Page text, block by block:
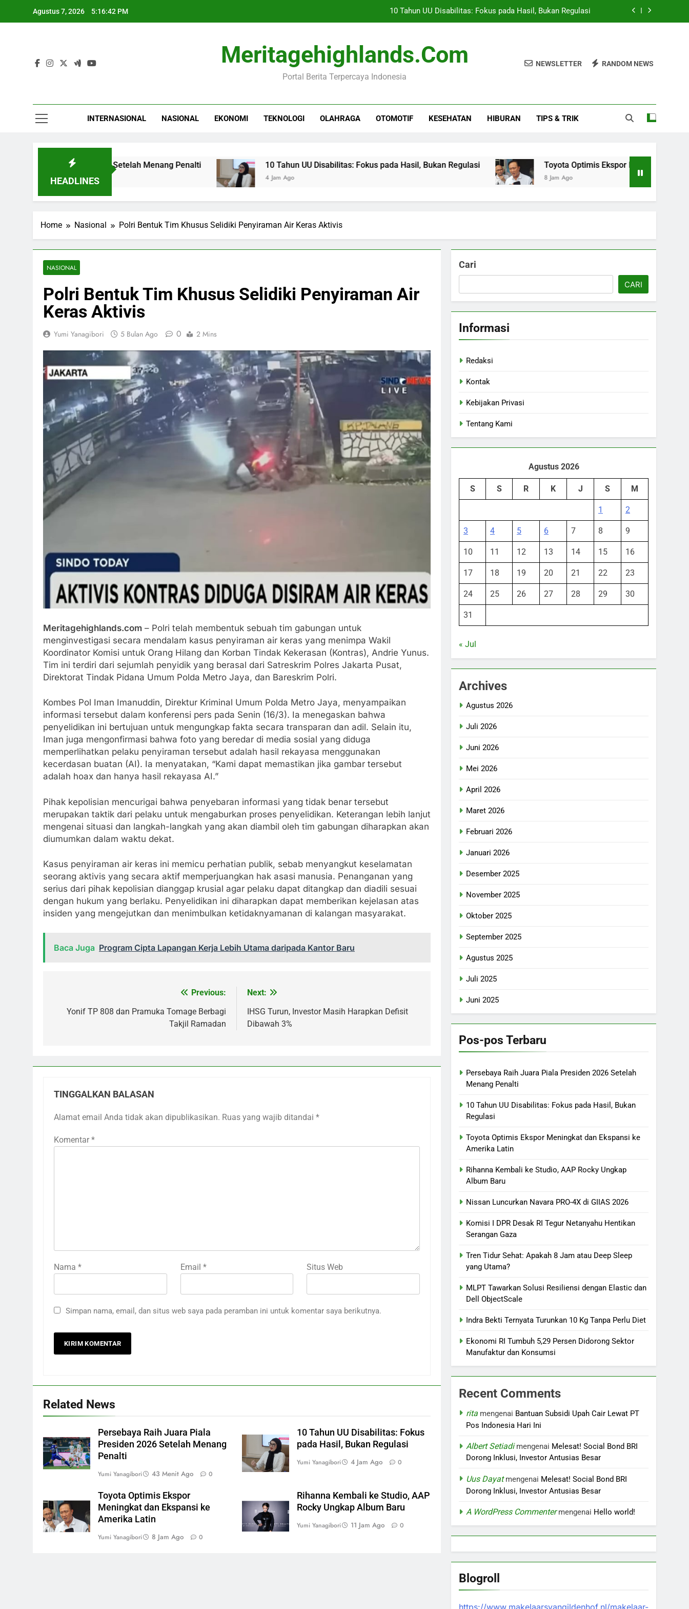
Agustus 7, 2026 5:16:43 PM 10 Tahun UU Disabilitas: Fokus pada Hasil, Bukan Regulasi
Rihanna Kembali ke Studio, AAP Rocky Ungkap Album Baru
Persebaya Raih Juara Piala Presiden 2026 Setelah Menang Penalti
Toyota Optimis Ekspor Meningkat dan Ekspansi ke Amerika Latin
Meritagehighlands.com
Portal Berita Terpercaya Indonesia
NEWSLETTER RANDOM NEWS
INTERNASIONAL NASIONAL EKONOMI TEKNOLOGI OLAHRAGA OTOMOTIF KESEHATAN HIBURAN TIPS & TRIK
HEADLINES
Piala Presiden 2026 Setelah Menang Penalti 10 Tahun UU Disabilitas: Fokus pada Hasil, Bukan Regulasi
4 Jam Ago
Toyota Optimis Ekspor Meningkat dan
8 Jam Ago
Home Nasional Polri Bentuk Tim Khusus Selidiki Penyiraman Air Keras Aktivis
NASIONAL
Polri Bentuk Tim Khusus Selidiki Penyiraman Air
Keras Aktivis
Yumi Yanagibori 5 Bulan Ago 0 2 Mins
Meritagehighlands.com – Polri telah membentuk sebuah tim gabungan untuk
menginvestigasi secara mendalam kasus penyiraman air keras yang menimpa Wakil
Koordinator Komisi untuk Orang Hilang dan Korban Tindak Kekerasan (Kontras), Andrie Yunus.
Tim ini terdiri dari sejumlah penyidik yang berasal dari Satreskrim Polres Jakarta Pusat,
Direktorat Tindak Pidana Umum Polda Metro Jaya, dan Bareskrim Polri.
Kombes Pol Iman Imanuddin, Direktur Kriminal Umum Polda Metro Jaya, menyampaikan
informasi tersebut dalam konferensi pers pada Senin (16/3). Ia menegaskan bahwa
penyelidikan ini bertujuan untuk mengungkap fakta secara transparan dan adil. Selain itu,
Iman juga mengonfirmasi bahwa foto yang beredar di media sosial yang diduga
memperlihatkan pelaku penyiraman tersebut adalah hasil rekayasa menggunakan
kecerdasan buatan (AI). Ia menyatakan, “Kami dapat memastikan jika gambar tersebut
adalah hoax dan hanya hasil rekayasa AI.”
Pihak kepolisian mencurigai bahwa penyebaran informasi yang tidak benar tersebut
merupakan taktik dari pelaku untuk mengaburkan proses penyelidikan. Keterangan lebih lanjut
mengenai situasi dan langkah-langkah yang akan diambil oleh tim gabungan diharapkan akan
diumumkan dalam waktu dekat.
Kasus penyiraman air keras ini memicu perhatian publik, sebab menyangkut keselamatan
seorang aktivis yang secara aktif memperjuangkan hak asasi manusia. Penanganan yang
serius dari pihak kepolisian dianggap krusial agar pelaku dapat ditangkap dan diadili sesuai
dengan hukum yang berlaku. Penyelidikan ini diharapkan dapat memberikan kejelasan atas
insiden yang mengejutkan dan menimbulkan ketidaknyamanan di kalangan masyarakat.
Baca Juga Program Cipta Lapangan Kerja Lebih Utama daripada Kantor Baru
pos
Previous:
Yonif TP 808 dan Pramuka Tomage Berbagi
Takjil Ramadan
Next:
IHSG Turun, Investor Masih Harapkan Defisit
Dibawah 3%
TINGGALKAN BALASAN
Alamat email Anda tidak akan dipublikasikan. Ruas yang wajib ditandai *
Komentar *
Nama * Email * Situs Web
Simpan nama, email, dan situs web saya pada peramban ini untuk komentar saya berikutnya.
Related News
Persebaya Raih Juara Piala
Presiden 2026 Setelah Menang
Penalti
Yumi Yanagibori 43 Menit Ago 0
10 Tahun UU Disabilitas: Fokus
pada Hasil, Bukan Regulasi
Yumi Yanagibori 4 Jam Ago 0
Toyota Optimis Ekspor
Meningkat dan Ekspansi ke
Amerika Latin
Yumi Yanagibori 8 Jam Ago 0
Rihanna Kembali ke Studio, AAP
Rocky Ungkap Album Baru
Yumi Yanagibori 11 Jam Ago 0
Cari
CARI
Informasi
Redaksi
Kontak
Kebijakan Privasi
Tentang Kami
Agustus 2026
S S R K J S M
1 2
3 4 5 6 7 8 9
10 11 12 13 14 15 16
17 18 19 20 21 22 23
24 25 26 27 28 29 30
31
« Jul
Archives
Agustus 2026
Juli 2026
Juni 2026
Mei 2026
April 2026
Maret 2026
Februari 2026
Januari 2026
Desember 2025
November 2025
Oktober 2025
September 2025
Agustus 2025
Juli 2025
Juni 2025
Pos-pos Terbaru
Persebaya Raih Juara Piala Presiden 2026 Setelah
Menang Penalti
10 Tahun UU Disabilitas: Fokus pada Hasil, Bukan
Regulasi
Toyota Optimis Ekspor Meningkat dan Ekspansi ke
Amerika Latin
Rihanna Kembali ke Studio, AAP Rocky Ungkap
Album Baru
Nissan Luncurkan Navara PRO-4X di GIIAS 2026
Komisi I DPR Desak RI Tegur Netanyahu Hentikan
Serangan Gaza
Tren Tidur Sehat: Apakah 8 Jam atau Deep Sleep
yang Utama?
MLPT Tawarkan Solusi Resiliensi dengan Elastic dan
Dell ObjectScale
Indra Bekti Ternyata Turunkan 10 Kg Tanpa Perlu Diet
Ekonomi RI Tumbuh 5,29 Persen Didorong Sektor
Manufaktur dan Konsumsi
Recent Comments
rita mengenai Bantuan Subsidi Upah Cair Lewat PT
Pos Indonesia Hari Ini
Albert Setiadimengenai Melesat! Social Bond BRI
Dorong Inklusi, Investor Antusias Besar
Uus Dayatmengenai Melesat! Social Bond BRI
Dorong Inklusi, Investor Antusias Besar
A WordPress Commentermengenai Hello world!
Blogroll
https://www.makelaarsvangildenhof.nl/makelaar-